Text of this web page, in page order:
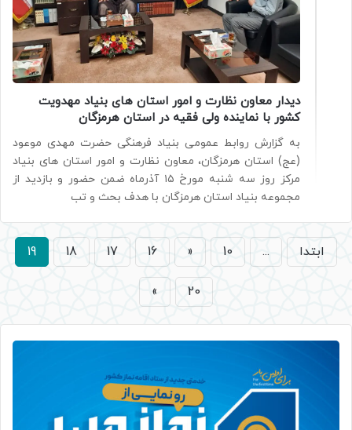
دیدار معاون نظارت و امور استان های بنیاد مهدویت
کشور با نماینده ولی فقیه در استان هرمزگان
به گزارش روابط عمومی بنیاد فرهنگی حضرت مهدی موعود
(عج) استان هرمزگان، معاون نظارت و امور استان های بنیاد
مرکز روز سه شنبه مورخ ۱۵ آذرماه ضمن حضور و بازدید از
مجموعه بنیاد استان هرمزگان با هدف بحث و تب
ابتدا ...
10
«
16
17
18
19
20
»